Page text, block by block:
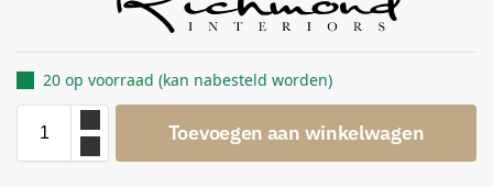
20 op voorraad (kan nabesteld worden)
Toevoegen aan winkelwagen